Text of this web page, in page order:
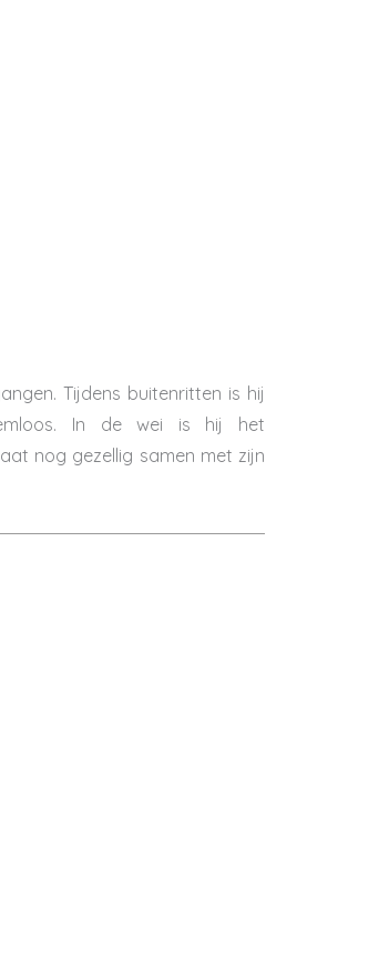
Tijdens buitenritten is hij
In de wei is hij het
nog gezellig samen met zijn